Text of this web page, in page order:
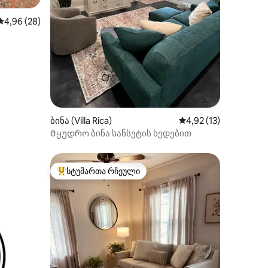
შეფასებაა 5‑დან 4,96, 28 მიმოხილვა
4,96 (28)
ბინა (Villa Rica) საშუალო შეფასებაა
4,92 (13)
Მყუდრო ბინა სანსეტის ხედებით
სტუმართა რჩეული მოწინავე ვარიანტი
სტუმართა რჩეული